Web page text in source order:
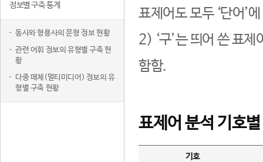
정보별 구축 통계
동사와 형용사의 문형 정보 현황
관련 어휘 정보의 유형별 구축 현
황
다중 매체(멀티미디어) 정보의 유
형별 구축 현황
표제어도 모두 ‘단어’
2) ‘구’는 띄어 쓴 표
함함.
표제어 분석 기호
기호